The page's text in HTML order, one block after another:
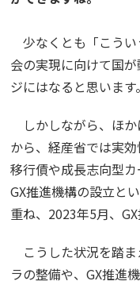
少なくとも「こう
会の実現に向けて国
ジにはなると思います。
しかしながら、ほ
から、経産省では実
移行債や成長志向型
GX推進機構の設立と
重ね、2023年5月、
こうした状況を踏ま
ラの整備や、GX推進